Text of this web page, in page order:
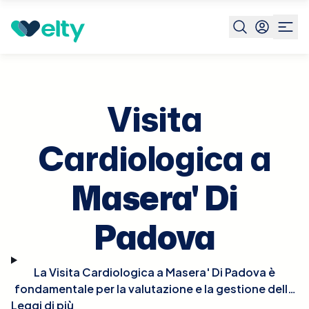
Prenota visita Masera' Di Padova
Visita
Cardiologica a
Masera' Di
Padova
La Visita Cardiologica a Masera' Di Padova è
fondamentale per la valutazione e la gestione della
salute del cuore. Durante la visita, il cardiologo
Leggi di più